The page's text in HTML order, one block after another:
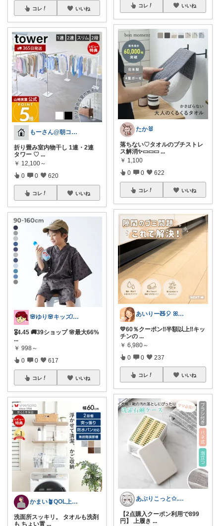
コレ いいね
もーさん@朝コレ&朝いいね中⭐️
折り畳み室内物干し 1連・2連
タワー ♡ ...
￥ 12,100～
0 0 620
コレ いいね
🌸ゆり🌸キッズ/ベビー/スイーツ/猫
🎖️4.45 🚚39ショップ 🌸最大66%
...
￥ 998～
0 0 617
コレ いいね
かまい🪴QOL上げる家具と寝具紹介
洗面所スッキリ。 タオルも洗剤
も ちょい置 ...
コレ いいね
たか🐰
落ちない♡タオルのプチストレ
ス解消✨▭▭▭ ...
￥ 1,100
0 0 622
コレ いいね
あいりー🧸🎈 ꕤ毎日を快適にꕤ
💛60％クーポン‼️半額以上‼️キッ
チンの ...
￥ 6,980～
0 0 237
コレ いいね
あぷりこっと✩.*˚100%ROOM経由
【2点購入クーポン利用で899
円】 上履き ...